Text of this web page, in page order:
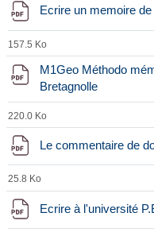
Ecrire un memoire
157.5 Ko
M1Geo Méthodo
Bretagnolle
220.0 Ko
Le commentaire de
25.8 Ko
Ecrire à l'université